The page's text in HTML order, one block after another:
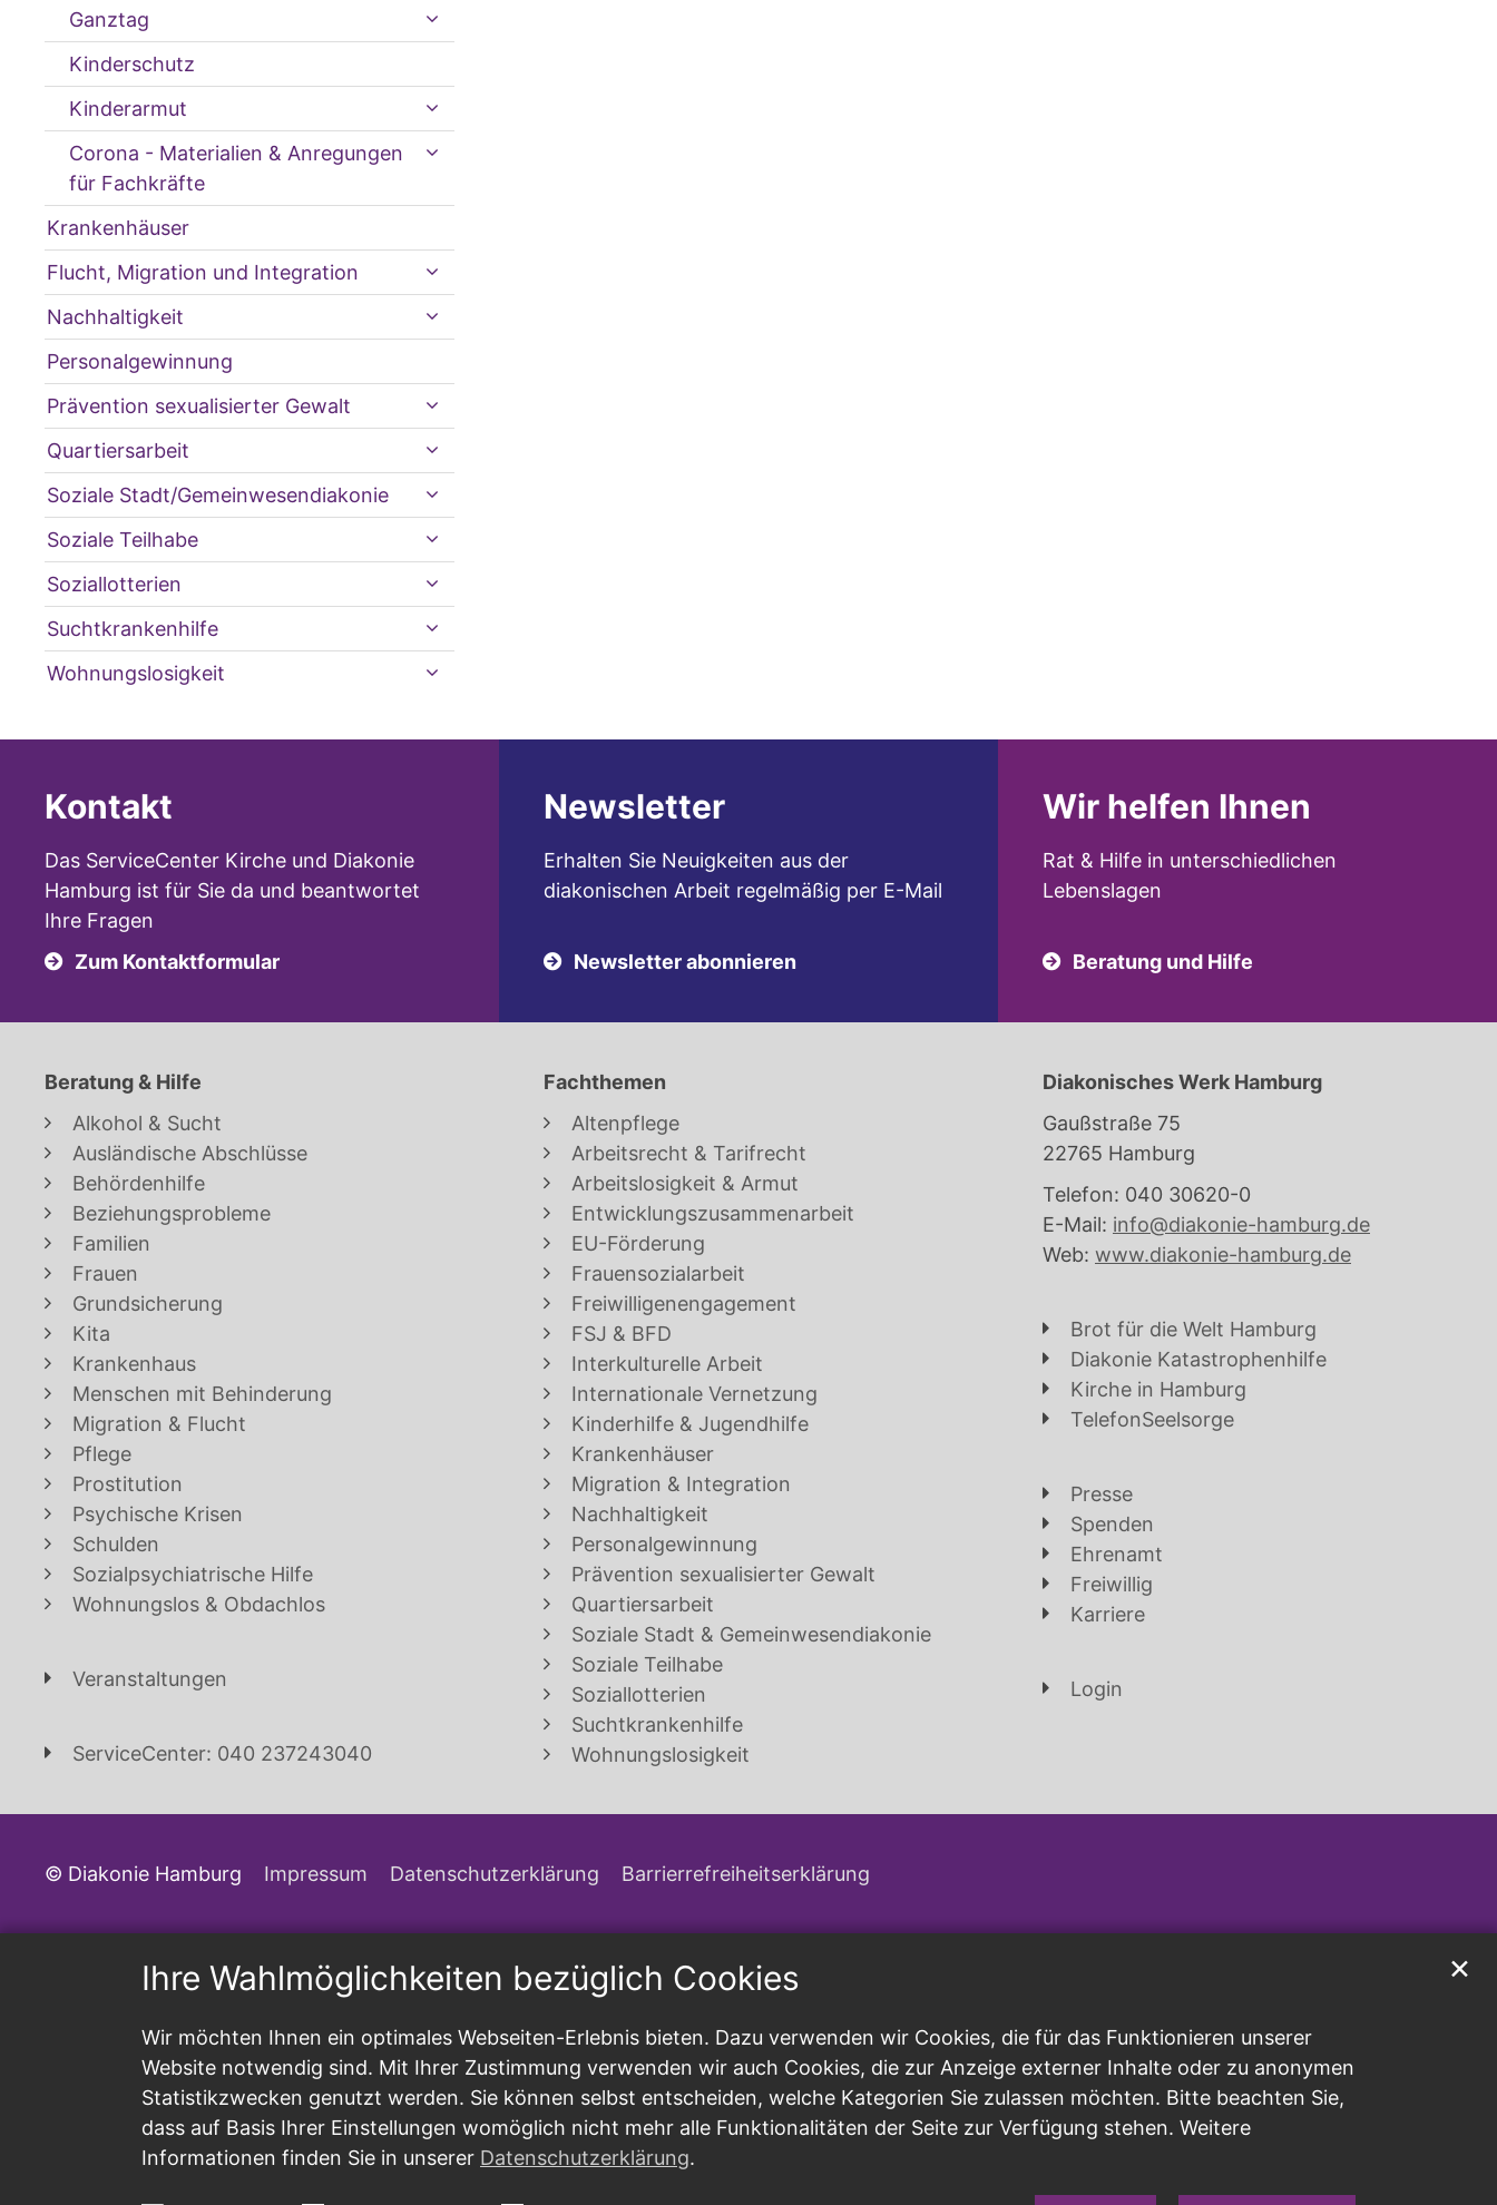
Ihre Wahlmöglichkeiten bezüglich Cookies
Wir möchten Ihnen ein optimales Webseiten-Erlebnis bieten. Dazu verwenden wir Cookies, die für das Funktionieren unserer
Website notwendig sind. Mit Ihrer Zustimmung verwenden wir auch Cookies, die zur Anzeige externer Inhalte oder zu anonymen
Statistikzwecken genutzt werden. Sie können selbst entscheiden, welche Kategorien Sie zulassen möchten. Bitte beachten Sie,
dass auf Basis Ihrer Einstellungen womöglich nicht mehr alle Funktionalitäten der Seite zur Verfügung stehen. Weitere
Informationen finden Sie in unserer Datenschutzerklärung.
✕
Ganztag
Kinderschutz
Kinderarmut
Corona - Materialien & Anregungen
für Fachkräfte
Krankenhäuser
Flucht, Migration und Integration
Nachhaltigkeit
Personalgewinnung
Prävention sexualisierter Gewalt
Quartiersarbeit
Soziale Stadt/Gemeinwesendiakonie
Soziale Teilhabe
Soziallotterien
Suchtkrankenhilfe
Wohnungslosigkeit
Kontakt
Das ServiceCenter Kirche und Diakonie
Hamburg ist für Sie da und beantwortet
Ihre Fragen
Zum Kontaktformular
Newsletter
Erhalten Sie Neuigkeiten aus der
diakonischen Arbeit regelmäßig per E-Mail
Newsletter abonnieren
Wir helfen Ihnen
Rat & Hilfe in unterschiedlichen
Lebenslagen
Beratung und Hilfe
Beratung & Hilfe
Alkohol & Sucht
Ausländische Abschlüsse
Behördenhilfe
Beziehungsprobleme
Familien
Frauen
Grundsicherung
Kita
Krankenhaus
Menschen mit Behinderung
Migration & Flucht
Pflege
Prostitution
Psychische Krisen
Schulden
Sozialpsychiatrische Hilfe
Wohnungslos & Obdachlos
Veranstaltungen
ServiceCenter: 040 237243040
Fachthemen
Altenpflege
Arbeitsrecht & Tarifrecht
Arbeitslosigkeit & Armut
Entwicklungszusammenarbeit
EU-Förderung
Frauensozialarbeit
Freiwilligenengagement
FSJ & BFD
Interkulturelle Arbeit
Internationale Vernetzung
Kinderhilfe & Jugendhilfe
Krankenhäuser
Migration & Integration
Nachhaltigkeit
Personalgewinnung
Prävention sexualisierter Gewalt
Quartiersarbeit
Soziale Stadt & Gemeinwesendiakonie
Soziale Teilhabe
Soziallotterien
Suchtkrankenhilfe
Wohnungslosigkeit
Diakonisches Werk Hamburg
Gaußstraße 75
22765 Hamburg
Telefon: 040 30620-0
E-Mail: info@diakonie-hamburg.de
Web: www.diakonie-hamburg.de
Brot für die Welt Hamburg
Diakonie Katastrophenhilfe
Kirche in Hamburg
TelefonSeelsorge
Presse
Spenden
Ehrenamt
Freiwillig
Karriere
Login
© Diakonie Hamburg Impressum Datenschutzerklärung Barrierrefreiheitserklärung